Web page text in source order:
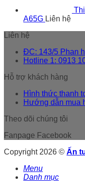
A65G Liên hệ
Liên hệ
ĐC: 143/5 Phan
Hotline 1: 0913
Hỗ trợ khách hàng
Hình thức thanh
Hướng dẫn mua
Theo dõi chúng tôi
Fanpage Facebook
Copyright 2026 © Ấn
Menu
Danh mục